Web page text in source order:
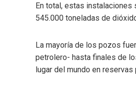
En total, estas instalaciones
545.000 toneladas de
La mayoría de los pozos
petrolero- hasta finales de
lugar del mundo en